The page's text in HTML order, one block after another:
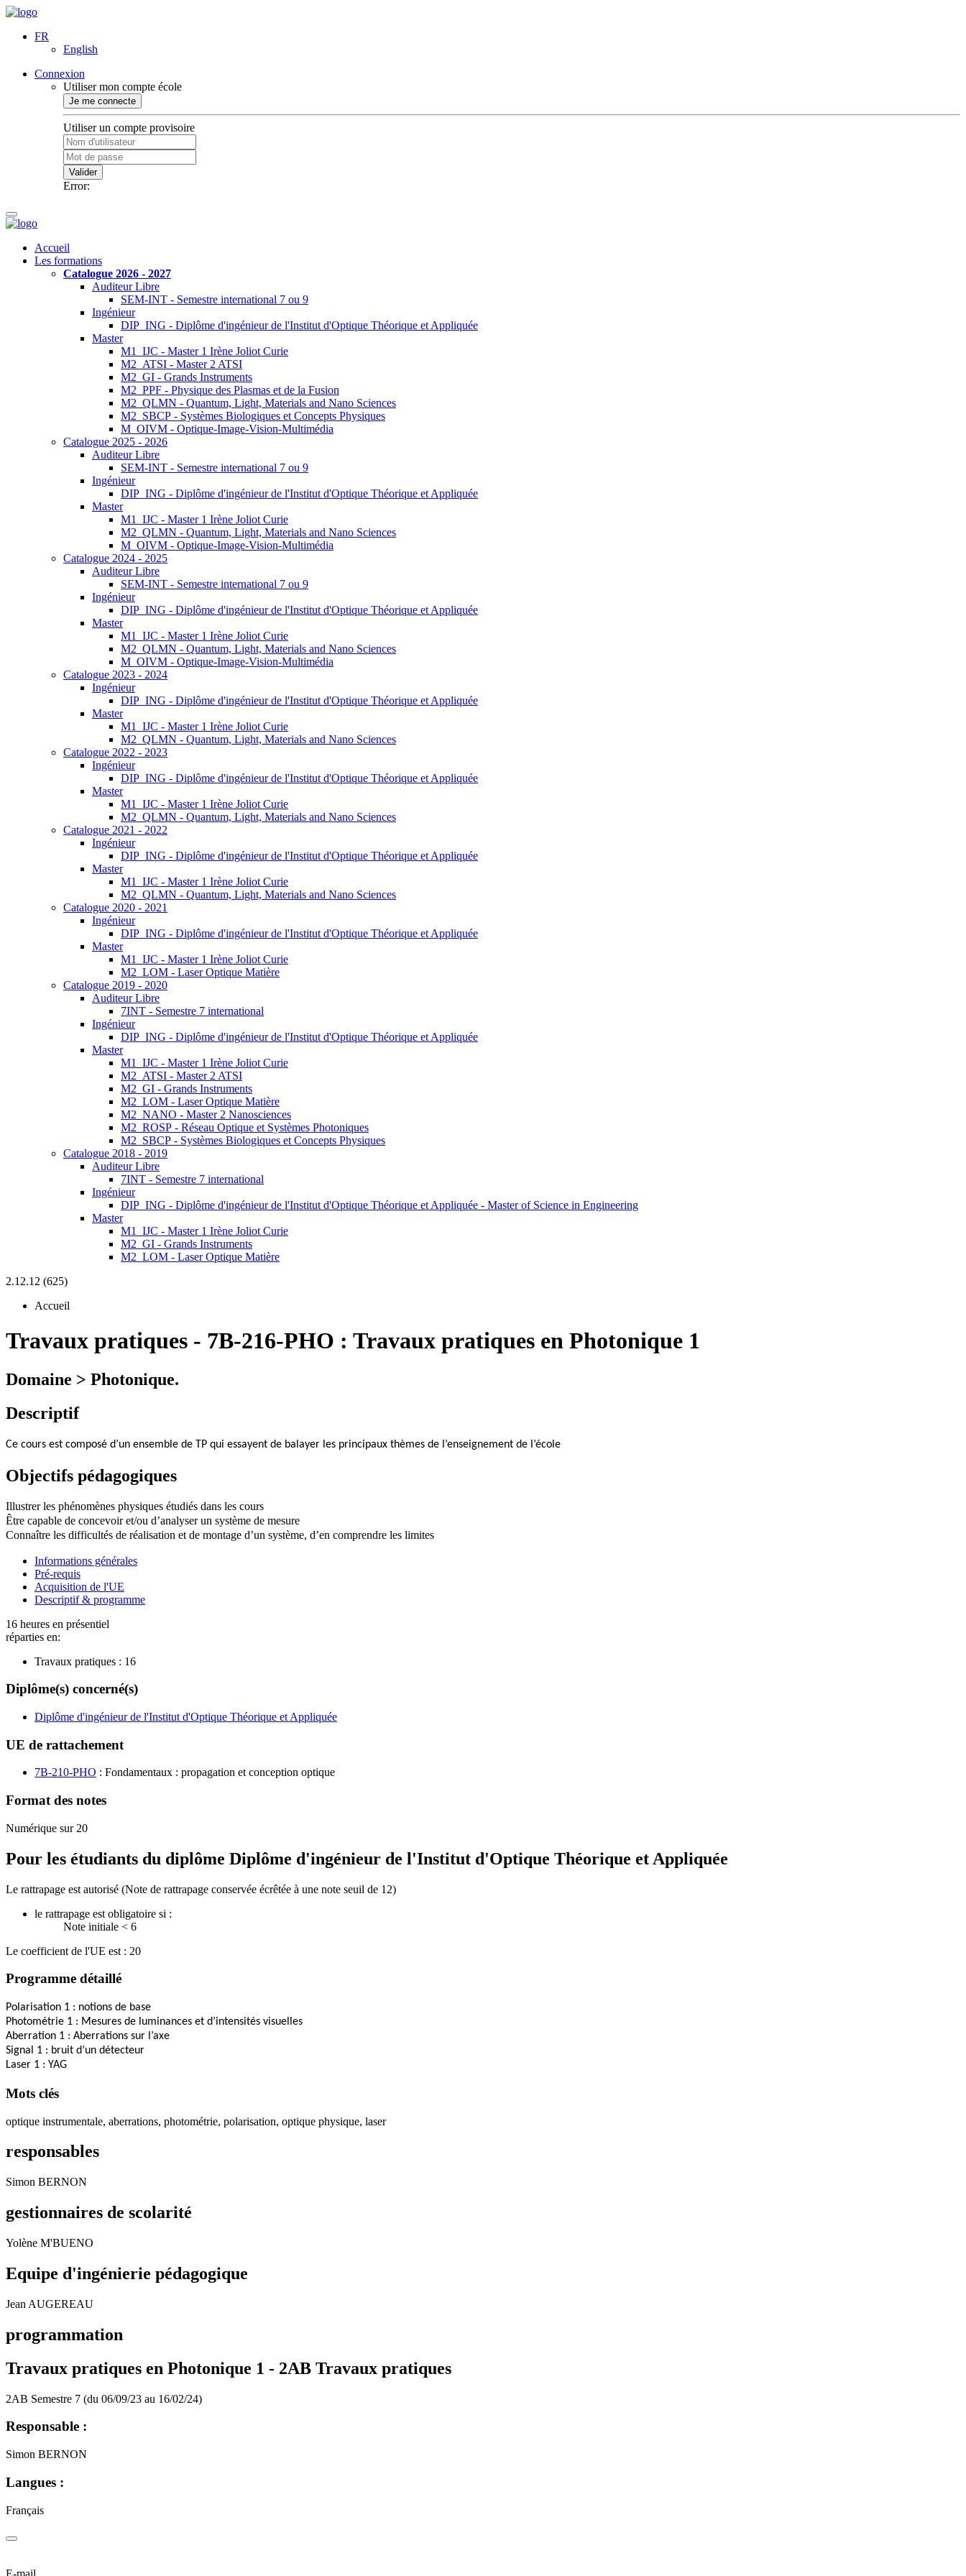
FR
English
Connexion
Utiliser mon compte école
Je me connecte
Utiliser un compte provisoire
Valider
Error:
Accueil
Les formations
Catalogue 2026 - 2027
Auditeur Libre
SEM-INT - Semestre international 7 ou 9
Ingénieur
DIP_ING - Diplôme d'ingénieur de l'Institut d'Optique Théorique et Appliquée
Master
M1_IJC - Master 1 Irène Joliot Curie
M2_ATSI - Master 2 ATSI
M2_GI - Grands Instruments
M2_PPF - Physique des Plasmas et de la Fusion
M2_QLMN - Quantum, Light, Materials and Nano Sciences
M2_SBCP - Systèmes Biologiques et Concepts Physiques
M_OIVM - Optique-Image-Vision-Multimédia
Catalogue 2025 - 2026
Auditeur Libre
SEM-INT - Semestre international 7 ou 9
Ingénieur
DIP_ING - Diplôme d'ingénieur de l'Institut d'Optique Théorique et Appliquée
Master
M1_IJC - Master 1 Irène Joliot Curie
M2_QLMN - Quantum, Light, Materials and Nano Sciences
M_OIVM - Optique-Image-Vision-Multimédia
Catalogue 2024 - 2025
Auditeur Libre
SEM-INT - Semestre international 7 ou 9
Ingénieur
DIP_ING - Diplôme d'ingénieur de l'Institut d'Optique Théorique et Appliquée
Master
M1_IJC - Master 1 Irène Joliot Curie
M2_QLMN - Quantum, Light, Materials and Nano Sciences
M_OIVM - Optique-Image-Vision-Multimédia
Catalogue 2023 - 2024
Ingénieur
DIP_ING - Diplôme d'ingénieur de l'Institut d'Optique Théorique et Appliquée
Master
M1_IJC - Master 1 Irène Joliot Curie
M2_QLMN - Quantum, Light, Materials and Nano Sciences
Catalogue 2022 - 2023
Ingénieur
DIP_ING - Diplôme d'ingénieur de l'Institut d'Optique Théorique et Appliquée
Master
M1_IJC - Master 1 Irène Joliot Curie
M2_QLMN - Quantum, Light, Materials and Nano Sciences
Catalogue 2021 - 2022
Ingénieur
DIP_ING - Diplôme d'ingénieur de l'Institut d'Optique Théorique et Appliquée
Master
M1_IJC - Master 1 Irène Joliot Curie
M2_QLMN - Quantum, Light, Materials and Nano Sciences
Catalogue 2020 - 2021
Ingénieur
DIP_ING - Diplôme d'ingénieur de l'Institut d'Optique Théorique et Appliquée
Master
M1_IJC - Master 1 Irène Joliot Curie
M2_LOM - Laser Optique Matière
Catalogue 2019 - 2020
Auditeur Libre
7INT - Semestre 7 international
Ingénieur
DIP_ING - Diplôme d'ingénieur de l'Institut d'Optique Théorique et Appliquée
Master
M1_IJC - Master 1 Irène Joliot Curie
M2_ATSI - Master 2 ATSI
M2_GI - Grands Instruments
M2_LOM - Laser Optique Matière
M2_NANO - Master 2 Nanosciences
M2_ROSP - Réseau Optique et Systèmes Photoniques
M2_SBCP - Systèmes Biologiques et Concepts Physiques
Catalogue 2018 - 2019
Auditeur Libre
7INT - Semestre 7 international
Ingénieur
DIP_ING - Diplôme d'ingénieur de l'Institut d'Optique Théorique et Appliquée - Master of Science in Engineering
Master
M1_IJC - Master 1 Irène Joliot Curie
M2_GI - Grands Instruments
M2_LOM - Laser Optique Matière
2.12.12 (625)
Accueil
Travaux pratiques - 7B-216-PHO : Travaux pratiques en Photonique 1
Domaine > Photonique.
Descriptif
Ce cours est composé d’un ensemble de TP qui essayent de balayer les principaux thèmes de l’enseignement de l’école
Objectifs pédagogiques
Illustrer les phénomènes physiques étudiés dans les cours
Être capable de concevoir et/ou d’analyser un système de mesure
Connaître les difficultés de réalisation et de montage d’un système, d’en comprendre les limites
Informations générales
Pré-requis
Acquisition de l'UE
Descriptif & programme
16 heures en présentiel
réparties en:
Travaux pratiques : 16
Diplôme(s) concerné(s)
Diplôme d'ingénieur de l'Institut d'Optique Théorique et Appliquée
UE de rattachement
7B-210-PHO : Fondamentaux : propagation et conception optique
Format des notes
Numérique sur 20
Pour les étudiants du diplôme Diplôme d'ingénieur de l'Institut d'Optique Théorique et Appliquée
Le rattrapage est autorisé (Note de rattrapage conservée écrêtée à une note seuil de 12)
le rattrapage est obligatoire si :
Note initiale < 6
Le coefficient de l'UE est : 20
Programme détaillé
Polarisation 1 : notions de base
Photométrie 1 : Mesures de luminances et d’intensités visuelles
Aberration 1 : Aberrations sur l’axe
Signal 1 : bruit d’un détecteur
Laser 1 : YAG
Mots clés
optique instrumentale, aberrations, photométrie, polarisation, optique physique, laser
responsables
Simon BERNON
gestionnaires de scolarité
Yolène M'BUENO
Equipe d'ingénierie pédagogique
Jean AUGEREAU
programmation
Travaux pratiques en Photonique 1 - 2AB Travaux pratiques
2AB Semestre 7 (du 06/09/23 au 16/02/24)
Responsable :
Simon BERNON
Langues :
Français